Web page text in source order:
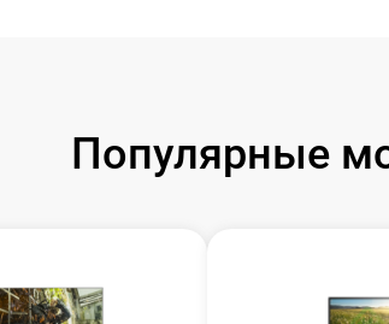
Популярные